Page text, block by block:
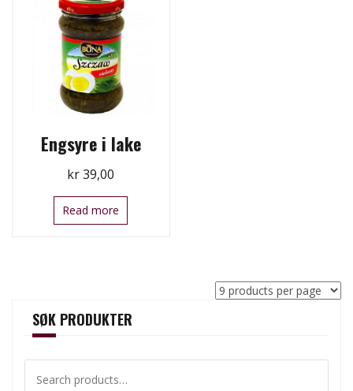
Engsyre i lake
kr39,00
Read more
SØK PRODUKTER
for: